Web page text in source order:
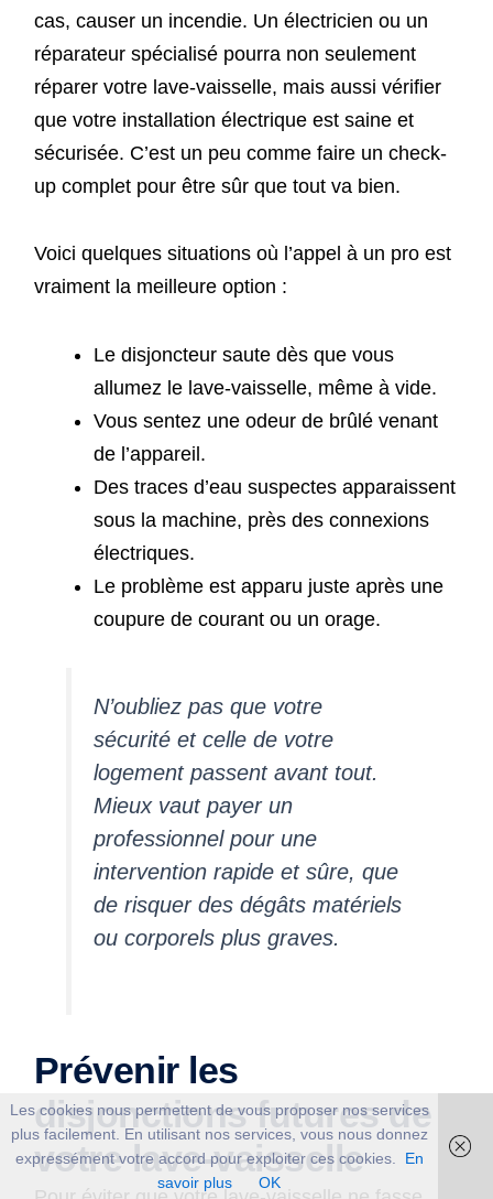
cas, causer un incendie. Un électricien ou un
réparateur spécialisé pourra non seulement
réparer votre lave-vaisselle, mais aussi vérifier
que votre installation électrique est saine et
sécurisée. C’est un peu comme faire un check-
up complet pour être sûr que tout va bien.
Voici quelques situations où l’appel à un pro est
vraiment la meilleure option :
Le disjoncteur saute dès que vous
allumez le lave-vaisselle, même à vide.
Vous sentez une odeur de brûlé venant
de l’appareil.
Des traces d’eau suspectes apparaissent
sous la machine, près des connexions
électriques.
Le problème est apparu juste après une
coupure de courant ou un orage.
N’oubliez pas que votre
sécurité et celle de votre
logement passent avant tout.
Mieux vaut payer un
professionnel pour une
intervention rapide et sûre, que
de risquer des dégâts matériels
ou corporels plus graves.
Prévenir les
disjonctions futures de
votre lave-vaisselle
Les cookies nous permettent de vous proposer nos services
plus facilement. En utilisant nos services, vous nous donnez
expressément votre accord pour exploiter ces cookies.
En
savoir plus
OK